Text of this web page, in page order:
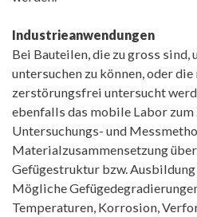
Industrieanwendungen
Bei Bauteilen, die zu gross sind,
untersuchen zu können, oder
zerstörungsfrei untersucht
ebenfalls das mobile Labor
Untersuchungs- und
Materialzusammensetzung
Gefügestruktur bzw.
Mögliche
Temperaturen, Korrosion,